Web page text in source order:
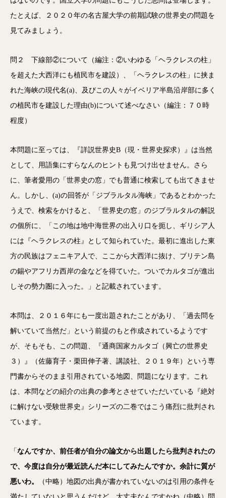
たとえば、２０２０年の名古屋大学の前期試験の世界史の問題を
見てみましょう。
問２ 下線部②について（編注：②いわゆる「ヘラクレスの柱」
を超えた大西洋にも植民市を建設）、「ヘラクレスの柱」に挟ま
れた海峡の現代名(a)、及びこの人々がイベリア半島沿岸部に多く
の植民市を建設した理由(b)について述べなさい（編注：７０時
程度）
本問題に至っては、『詳説世界史B（現・世界史探求）』は当然
として、用語集にすらなんのヒントも見つけ出せません。さら
に、筆者愛用の「世界史の窓」でも普通に検索しても出てきませ
ん。しかし、(a)の回答が「ジブラルタル海峡」であるとわかった
うえで、検索をかけると、「世界史の窓」のジブラルタルの解説
の個所に、「この地は地中海世界の出入り口を扼し、ギリシア人
には『ヘラクレスの柱』として知られていた。最初に進出した東
方の民族はフェニキア人で、ここから大西洋に抜け、ブリテン島
の錫やアフリカ西岸の金などを得ていた。ついでカルタゴが進出
しその勢力圏に入った。」と記載されています。
本問は、２０１６年にも一度出題されたことがあり、「過去問を
解いていて当然だ」という前提のもと作成されているようです
が、そもそも、この問題、『通商国家カルタゴ（興亡の世界史
３）』（佐藤育子・栗田伸子著、講談社、２０１９年）という専
門書からそのまま引用されている地図、問題になります。これ
は、本問などの紹介の出典の参考とさせていただいている『絶対
に解けない受験世界史』シリーズの二巻ではこう痛烈に批判され
ています。
「 なんですか、前任者が自分の論文から出題したら批判されたの
で、今度は自分が最近読んだ本にしてみたんですか。余計に質が
悪いわ。
（中略）地図の出典が書かれていないのは引用の条件を